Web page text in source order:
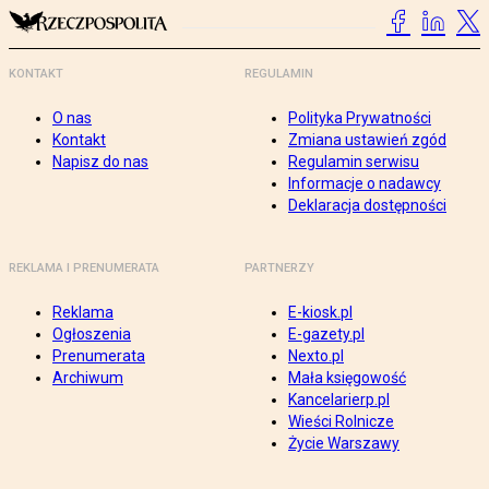
KONTAKT
O nas
Kontakt
Napisz do nas
REGULAMIN
Polityka Prywatności
Zmiana ustawień zgód
Regulamin serwisu
Informacje o nadawcy
Deklaracja dostępności
REKLAMA I PRENUMERATA
Reklama
Ogłoszenia
Prenumerata
Archiwum
PARTNERZY
E-kiosk.pl
E-gazety.pl
Nexto.pl
Mała księgowość
Kancelarierp.pl
Wieści Rolnicze
Życie Warszawy